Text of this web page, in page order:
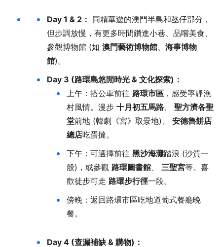
Day 1 & 2： 同精華遊的澳門半島和氹仔部分，
但步調放慢，有更多時間鑽進小巷、品嚐美食、
參觀博物館 (如 澳門藝術博物館
海事博物
館)。
Day 3 (路環島悠閒時光 & 文化探索)：
上午：搭公車前往 路環市區 ，感受寧靜漁
村風情。漫步 十月初五馬路
聖方濟各聖
堂前地 (韓劇《宮》取景地)、 安德魯餅店
總店吃蛋撻。
下午：可選擇前往 黑沙海灘踏浪 (沙質一
般)，或參觀 路環圖書館 三聖宮等。喜
歡徒步可走 路環步行徑一段。
傍晚：返回路環市區吃地道葡式餐廳晚
餐。
Day 4 (查漏補缺 & 購物)：